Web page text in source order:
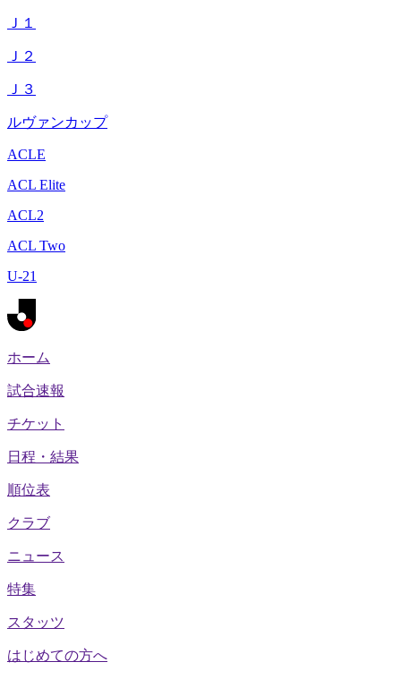
Ｊ１
Ｊ２
Ｊ３
ルヴァンカップ
ACLE
ACL Elite
ACL2
ACL Two
U-21
ホーム
試合速報
チケット
日程・結果
順位表
クラブ
ニュース
特集
スタッツ
はじめての方へ